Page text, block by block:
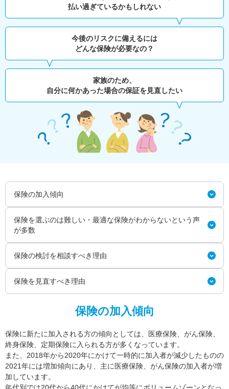
払い過ぎているかもしれない
今後のリスクに備えるには
どんな保険が必要なの？
家族のため、
自分に何かあった場合の保証を見直したい
保険の加入傾向
保険を選ぶのは難しい・最適な保険がわからないという声
が多数
保険の検討を相談すべき理由
保険を見直すべき理由
保険の加入傾向
保険に新たに加入される方の傾向としては、医療保険、がん保険、
終身保険、定期保険に入られる方が多くなっています。
また、2018年から2020年にかけて一時的に加入者が減少したものの
2021年には増加傾向にあり、主に医療保険、がん保険の加入者が増
加しています。